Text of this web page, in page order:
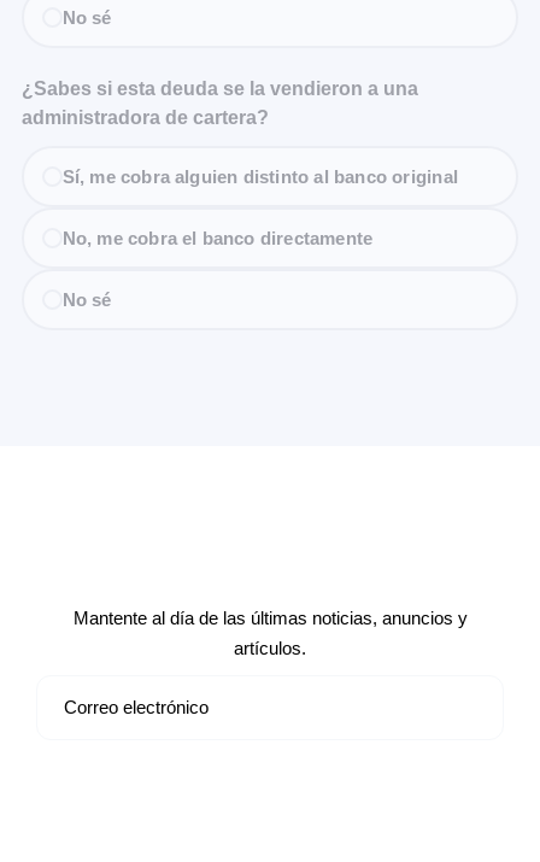
No sé
¿Sabes si esta deuda se la vendieron a una
administradora de cartera?
Sí, me cobra alguien distinto al banco original
No, me cobra el banco directamente
No sé
Mantente al día de las últimas noticias, anuncios y
artículos.